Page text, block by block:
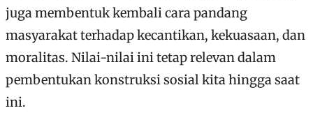
juga membentuk kembali cara pandang
masyarakat terhadap kecantikan, kekuasaan, dan
moralitas. Nilai-nilai ini tetap relevan dalam
pembentukan konstruksi sosial kita hingga saat
ini.